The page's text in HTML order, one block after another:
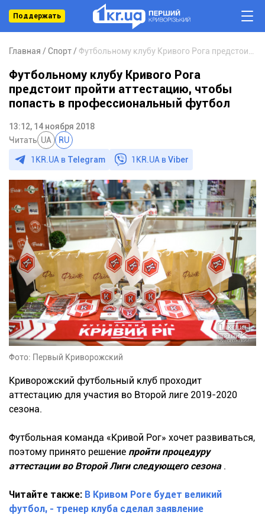
Поддержать
Главная Спорт
Футбольному клубу Кривого Рога
предстоит пройти аттестацию, чтобы
попасть в профессиональный футбол
13:12, 14 ноября 2018
Читать UA RU
1KR.UA в Telegram 1KR.UA вViber
Фото: Первый Криворожский
Криворожский футбольный клуб проходит
аттестацию для участия во Второй лиге 2019-2020
сезона.
Футбольная команда «Кривой Рог» хочет развиваться,
поэтому принято решение пройти процедуру
аттестации во Второй Лиги следующего сезона .
Читайте также: В Кривом Роге будет великий
футбол, - тренер клуба сделал заявление